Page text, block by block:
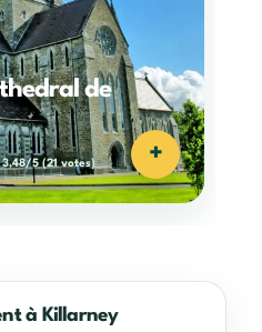
de
3,48/5(21 votes) +
à Killarney